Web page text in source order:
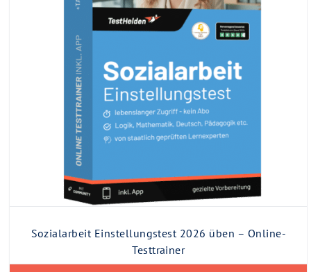
Sozialarbeit Einstellungstest 2026 üben – Online-
Testtrainer